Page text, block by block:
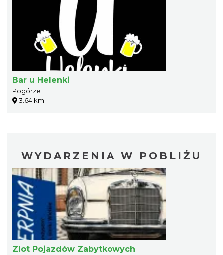
Bar u Helenki
Pogórze
3.64 km
WYDARZENIA W POBLIŻU
Zlot Pojazdów Zabytkowych